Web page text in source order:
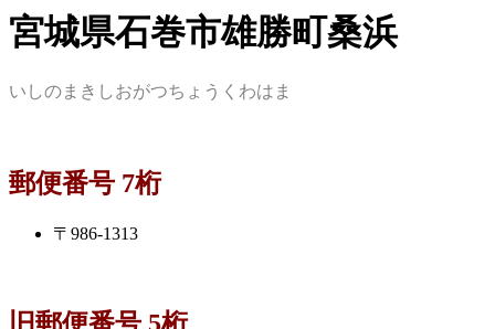
宮城県石巻市雄勝町桑浜
いしのまきしおがつちょうくわはま
郵便番号 7桁
〒986-1313